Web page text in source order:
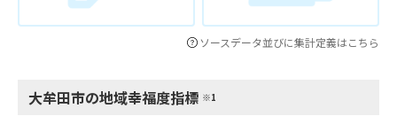
ソースデータ並びに集計定義はこちら
大牟田市の地域幸福度指標 ※1